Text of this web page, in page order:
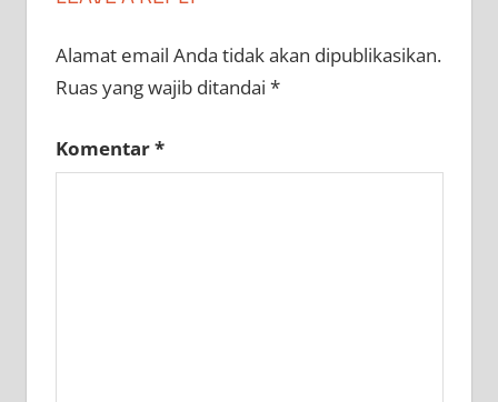
Alamat email Anda tidak akan dipublikasikan.
Ruas yang wajib ditandai *
Komentar*